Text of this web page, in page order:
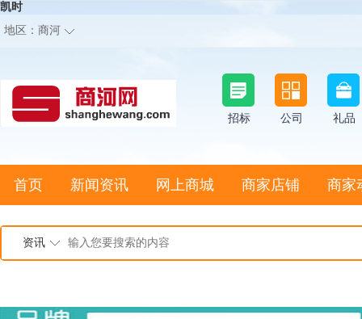
凯时
地区： 商河
招标 公司 礼品
首页 新闻资讯 网上商城 商家店铺 商家
资讯